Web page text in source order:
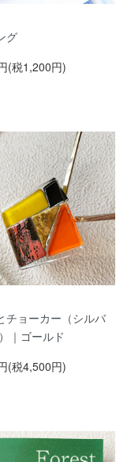
グ
(税1,200円)
チョーカー（シルバ
｜ゴールド
(税4,500円)